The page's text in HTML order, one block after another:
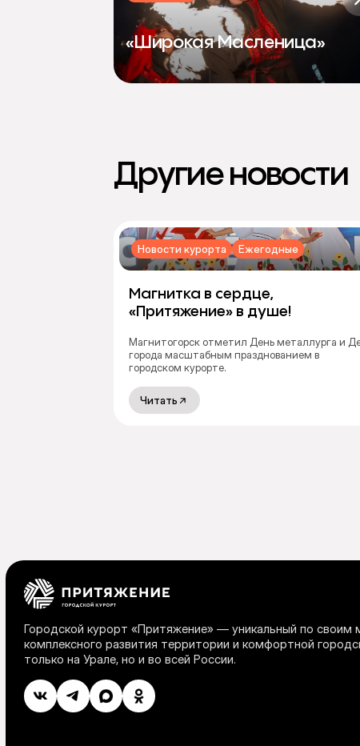
«Широкая Масленица»
Другие новости
Новости курорта Ежегодные
Магнитка в сердце,
«Притяжение» в душе!
Магнитогорск отметил День металлурга и
города масштабным празднованием в
городском курорте.
Читать
Городской курорт «Притяжение» — уникальный по своим
комплексного развития территории и комфортной
только на Урале, но и во всей России.